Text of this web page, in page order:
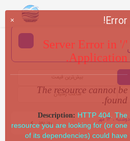
بیش‌ترین قیمت
ساعت رسیدن
دوشنبه ، 14 مهر روز بعد
× Error!
Server Error in '/'
Application.
The resource cannot be
found.
Description: HTTP 404. The
resource you are looking for (or one
of its dependencies) could have